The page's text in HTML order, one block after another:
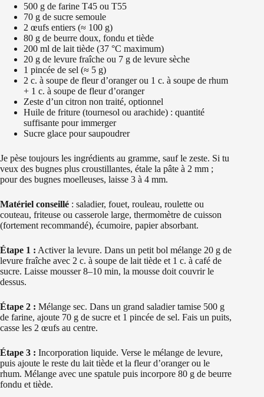
500 g de farine T45 ou T55
70 g de sucre semoule
2 œufs entiers (≈ 100 g)
80 g de beurre doux, fondu et tiède
200 ml de lait tiède (37 °C maximum)
20 g de levure fraîche ou 7 g de levure sèche
1 pincée de sel (≈ 5 g)
2 c. à soupe de fleur d’oranger ou 1 c. à soupe de rhum
+ 1 c. à soupe de fleur d’oranger
Zeste d’un citron non traité, optionnel
Huile de friture (tournesol ou arachide) : quantité
suffisante pour immerger
Sucre glace pour saupoudrer
Je pèse toujours les ingrédients au gramme, sauf le zeste. Si tu
veux des bugnes plus croustillantes, étale la pâte à 2 mm ;
pour des bugnes moelleuses, laisse 3 à 4 mm.
Matériel conseillé : saladier, fouet, rouleau, roulette ou
couteau, friteuse ou casserole large, thermomètre de cuisson
(fortement recommandé), écumoire, papier absorbant.
Étape 1 : Activer la levure. Dans un petit bol mélange 20 g de
levure fraîche avec 2 c. à soupe de lait tiède et 1 c. à café de
sucre. Laisse mousser 8–10 min, la mousse doit couvrir le
dessus.
Étape 2 : Mélange sec. Dans un grand saladier tamise 500 g
de farine, ajoute 70 g de sucre et 1 pincée de sel. Fais un puits,
casse les 2 œufs au centre.
Étape 3 : Incorporation liquide. Verse le mélange de levure,
puis ajoute le reste du lait tiède et la fleur d’oranger ou le
rhum. Mélange avec une spatule puis incorpore 80 g de beurre
fondu et tiède.